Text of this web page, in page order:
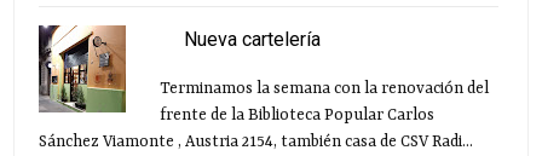
Nueva cartelería
Terminamos la semana con la renovación del
frente de la Biblioteca Popular Carlos
Sánchez Viamonte , Austria 2154, también casa de CSV Radi...